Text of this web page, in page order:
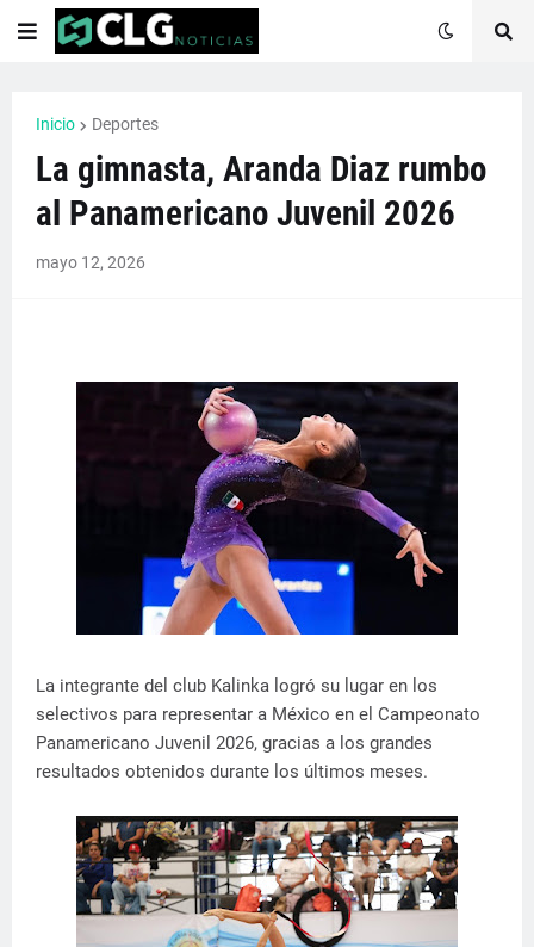
Inicio Deportes
La gimnasta, Aranda Diaz rumbo
al Panamericano Juvenil 2026
mayo 12, 2026
La integrante del club Kalinka logró su lugar en los
selectivos para representar a México en el Campeonato
Panamericano Juvenil 2026, gracias a los grandes
resultados obtenidos durante los últimos meses.